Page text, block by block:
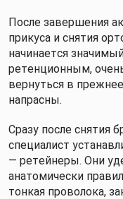
После завершения
прикуса и снятия
начинается
ретенционным,
вернуться в
напрасны.
Сразу после снятия
специалист
— ретейнеры. Они
анатомически
тонкая проволока,